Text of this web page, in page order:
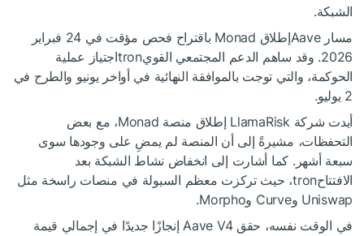
الشبكة.
مسار Aaveإطلاق Monad باقتراح فحص مؤقت في 24 فبراير
2026. وقد ساهم الدعم المجتمعي القويtronاجتياز عملية
الحوكمة، والتي توجت بالموافقة النهائية في أواخر يونيو والطرح في
2 يوليو.
أيدت شركة LlamaRisk إطلاق منصة Monad، مع بعض
التحفظات، مشيرةً إلى أن المنصة لم يمضِ على وجودها سوى
سبعة أشهر. كما أشارت إلى انخفاض نشاط الشبكة بعد
الافتتاحtron، حيث تركزت معظم السيولة في منصات راسخة مثل
Uniswap وCurve وMorpho.
في الوقت نفسه، حقق Aave V4 إنجازًا جديدًا في إجمالي قيمة